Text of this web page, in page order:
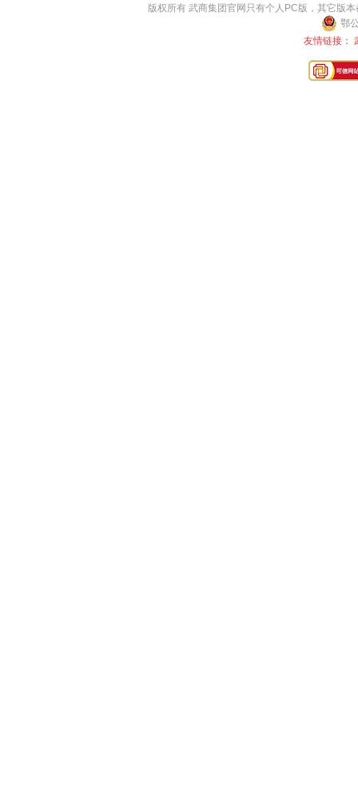
版权所有 武商集团官网只有个人PC版，其它版
鄂
友情链接：